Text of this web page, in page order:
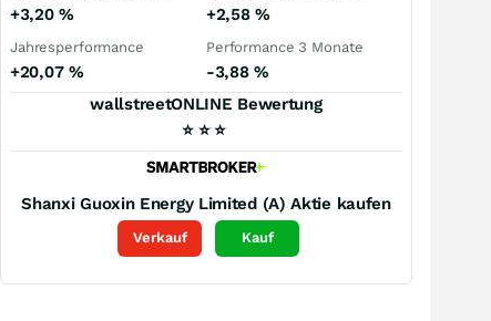
+3,20% +2,58%
Jahresperformance
+20,07 %
Performance 3 Monate
-3,88%
wallstreetONLINE Bewertung
⭐ ⭐ ⭐
Shanxi Guoxin Energy Limited (A) Aktie kaufen
Verkauf Kauf